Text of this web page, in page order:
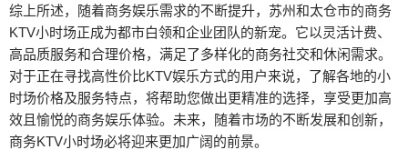
综上所述，随着商务娱乐需求的不断提升，苏州和太仓市的商务
KTV小时场正成为都市白领和企业团队的新宠。它以灵活计费、
高品质服务和合理价格，满足了多样化的商务社交和休闲需求。
对于正在寻找高性价比KTV娱乐方式的用户来说，了解各地的小
时场价格及服务特点，将帮助您做出更精准的选择，享受更加高
效且愉悦的商务娱乐体验。未来，随着市场的不断发展和创新，
商务KTV小时场必将迎来更加广阔的前景。